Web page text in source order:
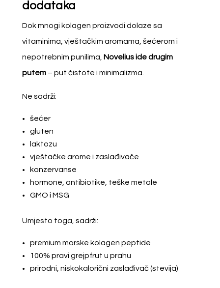
dodataka
Dok mnogi kolagen proizvodi dolaze sa
vitaminima, vještačkim aromama, šećerom i
nepotrebnim punilima, Novelius ide drugim
putem– put čistote i minimalizma.
Ne sadrži:
šećer
gluten
laktozu
vještačke arome i zaslađivače
konzervanse
hormone, antibiotike, teške metale
GMO i MSG
Umjesto toga, sadrži:
premium morske kolagen peptide
100% pravi grejpfrut u prahu
prirodni, niskokalorični zaslađivač (stevija)